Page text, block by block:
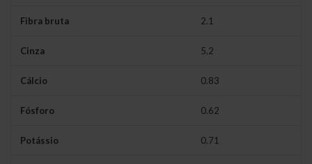
Fibra bruta 2.1
Cinza 5.2
Cálcio 0.83
Fósforo 0.62
Potássio 0.71